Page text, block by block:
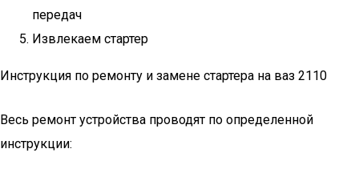
передач
Извлекаем стартер
Инструкция по ремонту и замене стартера на ваз 2110
Весь ремонт устройства проводят по определенной
инструкции: